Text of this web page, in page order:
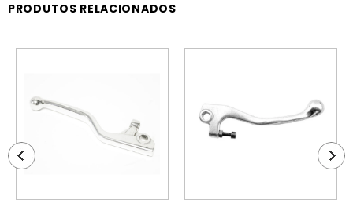
PRODUTOS RELACIONADOS